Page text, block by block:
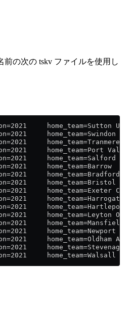
前の次の tskv ファイルを使用し
home_team=Sutton
home_team=Swindon
home_team=Port
home_team=Salford
home_team=Barrow
home_team=Bristol
home_team=Exeter
home_team=Harrogate
home_team=Leyton
home_team=Newport
home_team=Oldham
home_team=Walsall